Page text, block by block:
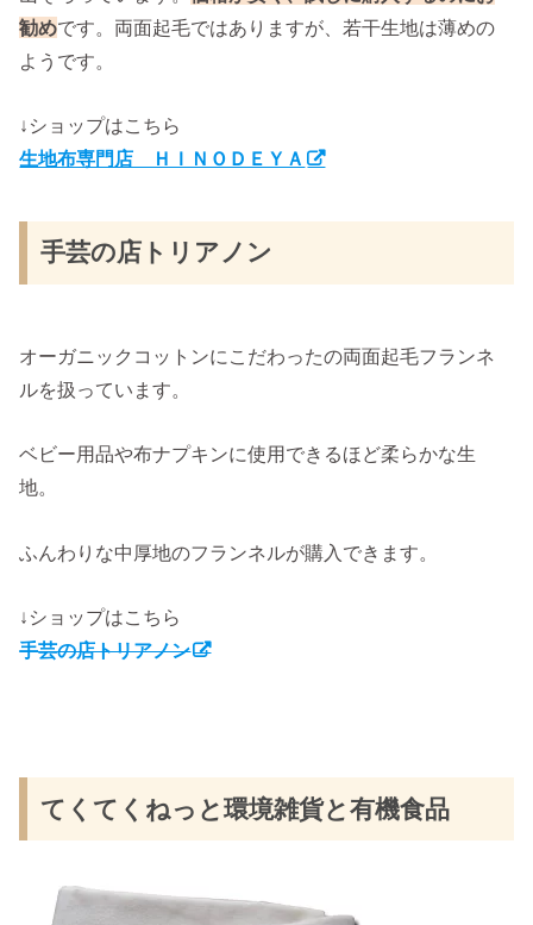
勧めです。両面起毛ではありますが、若干生地は薄めの
ようです。
↓ショップはこちら
生地布専門店 ＨＩＮＯＤＥＹＡ
手芸の店トリアノン
オーガニックコットンにこだわったの両面起毛フランネ
ルを扱っています。
ベビー用品や布ナプキンに使用できるほど柔らかな生
地。
ふんわりな中厚地のフランネルが購入できます。
↓ショップはこちら
手芸の店トリアノン
てくてくねっと環境雑貨と有機食品